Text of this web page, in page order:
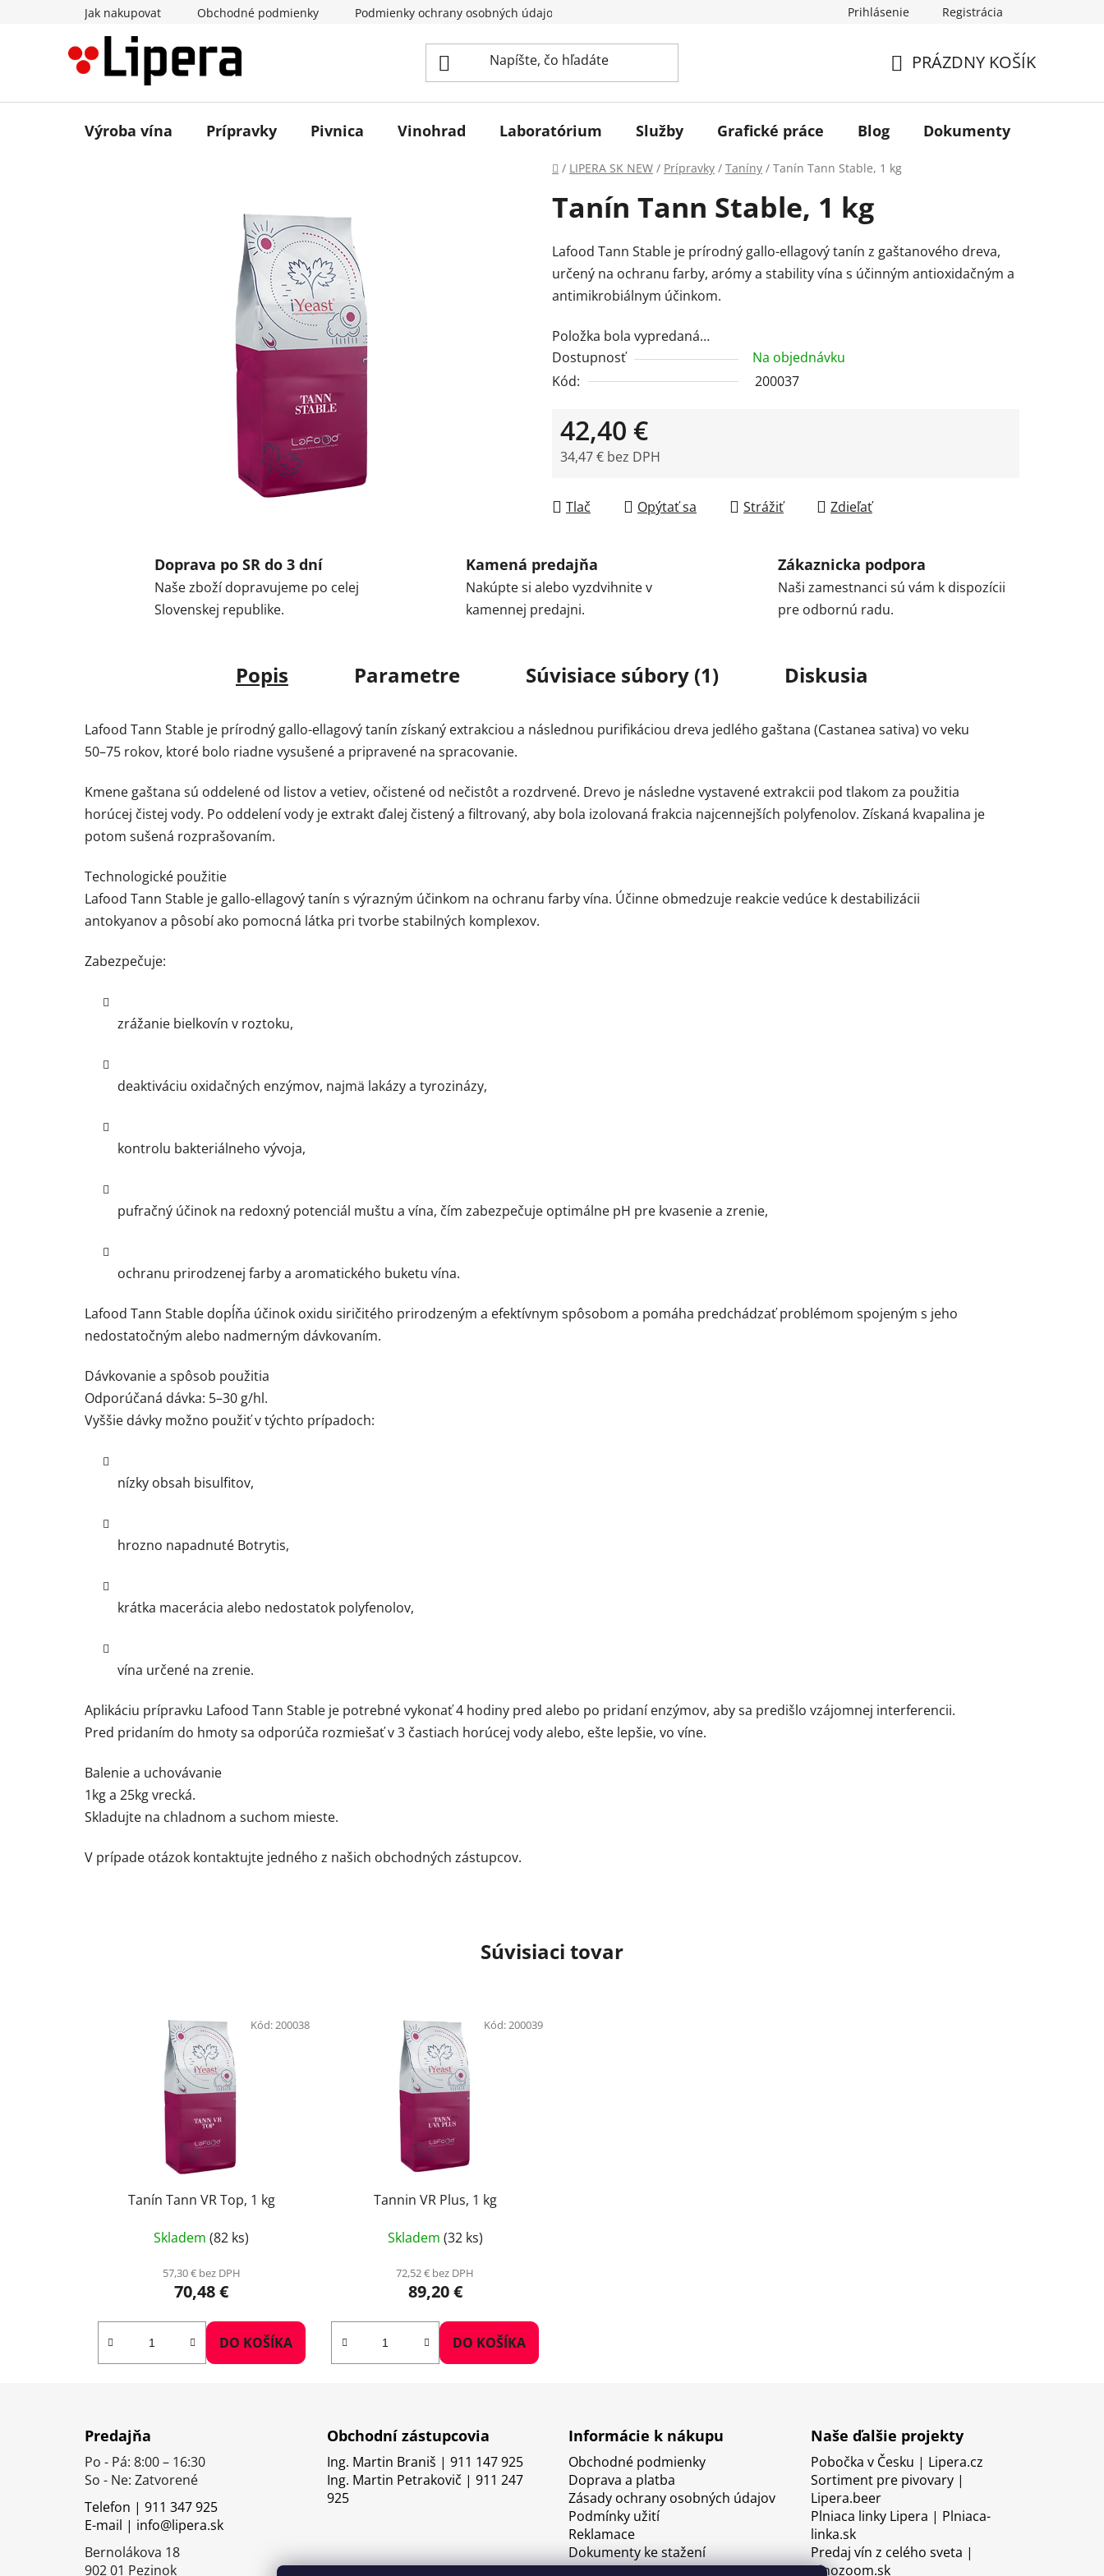
Jak nakupovat Obchodné podmienky Podmienky ochrany osobných údajov Prihlásenie Registrácia
KOŠÍK
PRÁZDNY KOŠÍK
Výroba vína Prípravky Pivnica Vinohrad Laboratórium Služby Grafické práce Blog Dokumenty
Domov
/ LIPERA SK NEW / Prípravky / Taníny / Tanín Tann Stable, 1 kg
Tanín Tann Stable, 1 kg
Lafood Tann Stable je prírodný gallo-ellagový tanín z gaštanového dreva,
určený na ochranu farby, arómy a stability vína s účinným antioxidačným a
antimikrobiálnym účinkom.
Položka bola vypredaná…
Dostupnosť
Na objednávku
Kód:
200037
42,40 €
34,47 € bez DPH
Tlač
Opýtať sa Strážiť Zdieľať
Doprava po SR do 3 dní
Naše zboží dopravujeme po celej
Slovenskej republike.
Kamená predajňa
Nakúpte si alebo vyzdvihnite v
kamennej predajni.
Zákaznicka podpora
Naši zamestnanci sú vám k dispozícii
pre odbornú radu.
Popis Parametre Súvisiace súbory (1) Diskusia
Lafood Tann Stable je prírodný gallo-ellagový tanín získaný extrakciou a následnou purifikáciou dreva jedlého gaštana (Castanea sativa) vo veku
50–75 rokov, ktoré bolo riadne vysušené a pripravené na spracovanie.
Kmene gaštana sú oddelené od listov a vetiev, očistené od nečistôt a rozdrvené. Drevo je následne vystavené extrakcii pod tlakom za použitia
horúcej čistej vody. Po oddelení vody je extrakt ďalej čistený a filtrovaný, aby bola izolovaná frakcia najcennejších polyfenolov. Získaná kvapalina je
potom sušená rozprašovaním.
Technologické použitie
Lafood Tann Stable je gallo-ellagový tanín s výrazným účinkom na ochranu farby vína. Účinne obmedzuje reakcie vedúce k destabilizácii
antokyanov a pôsobí ako pomocná látka pri tvorbe stabilných komplexov.
Zabezpečuje:
zrážanie bielkovín v roztoku,
deaktiváciu oxidačných enzýmov, najmä lakázy a tyrozinázy,
kontrolu bakteriálneho vývoja,
pufračný účinok na redoxný potenciál muštu a vína, čím zabezpečuje optimálne pH pre kvasenie a zrenie,
ochranu prirodzenej farby a aromatického buketu vína.
Lafood Tann Stable dopĺňa účinok oxidu siričitého prirodzeným a efektívnym spôsobom a pomáha predchádzať problémom spojeným s jeho
nedostatočným alebo nadmerným dávkovaním.
Dávkovanie a spôsob použitia
Odporúčaná dávka: 5–30 g/hl.
Vyššie dávky možno použiť v týchto prípadoch:
nízky obsah bisulfitov,
hrozno napadnuté Botrytis,
krátka macerácia alebo nedostatok polyfenolov,
vína určené na zrenie.
Aplikáciu prípravku Lafood Tann Stable je potrebné vykonať 4 hodiny pred alebo po pridaní enzýmov, aby sa predišlo vzájomnej interferencii.
Pred pridaním do hmoty sa odporúča rozmiešať v 3 častiach horúcej vody alebo, ešte lepšie, vo víne.
Balenie a uchovávanie
1kg a 25kg vrecká.
Skladujte na chladnom a suchom mieste.
V prípade otázok kontaktujte jedného z našich obchodných zástupcov.
Súvisiaci tovar
Tanín Tann VR Top, 1 kg
Skladem(82 ks)
57,30 € bez DPH
70,48 €
DO KOŠÍKA
Kód:200038
Tannin VR Plus, 1 kg
Skladem (32 ks)
72,52 € bez DPH
89,20 €
DO KOŠÍKA
Kód:200039
Predajňa
Po - Pá: 8:00 – 16:30
So - Ne: Zatvorené
Telefon | 911 347 925
E-mail | info@lipera.sk
Bernolákova 18
902 01 Pezinok
Obchodní zástupcovia
Ing. Martin Braniš | 911 147 925
Ing. Martin Petrakovič | 911 247
925
Informácie k nákupu
Obchodné podmienky
Doprava a platba
Zásady ochrany osobných údajov
Podmínky užití
Reklamace
Dokumenty ke stažení
Naše ďalšie projekty
Pobočka v Česku | Lipera.cz
Sortiment pre pivovary |
Lipera.beer
Plniaca linky Lipera | Plniaca-
linka.sk
Predaj vín z celého sveta |
Vinozoom.sk